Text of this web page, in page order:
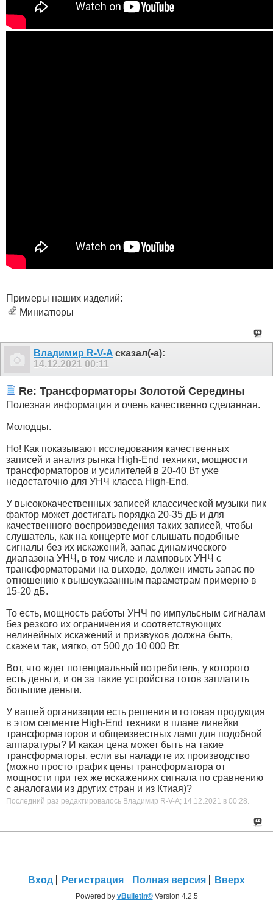
Примеры наших изделий:
Миниатюры
Владимир R-V-A сказал(-а):
14.12.2021 00:11
Re: Трансформаторы Золотой Середины
Полезная информация и очень качественно сделанная.
Молодцы.
Но! Как показывают исследования качественных
записей и анализ рынка High-End техники, мощности
трансформаторов и усилителей в 20-40 Вт уже
недостаточно для УНЧ класса High-End.
У высококачественных записей классической музыки пик
фактор может достигать порядка 20-35 дБ и для
качественного воспроизведения таких записей, чтобы
слушатель, как на концерте мог слышать подобные
сигналы без их искажений, запас динамического
диапазона УНЧ, в том числе и ламповых УНЧ с
трансформаторами на выходе, должен иметь запас по
отношению к вышеуказанным параметрам примерно в
15-20 дБ.
То есть, мощность работы УНЧ по импульсным сигналам
без резкого их ограничения и соответствующих
нелинейных искажений и призвуков должна быть,
скажем так, мягко, от 500 до 10 000 Вт.
Вот, что ждет потенциальный потребитель, у которого
есть деньги, и он за такие устройства готов заплатить
большие деньги.
У вашей организации есть решения и готовая продукция
в этом сегменте High-End техники в плане линейки
трансформаторов и общеизвестных ламп для подобной
аппаратуры? И какая цена может быть на такие
трансформаторы, если вы наладите их производство
(можно просто график цены трансформатора от
мощности при тех же искажениях сигнала по сравнению
с аналогами из других стран и из Ктиая)?
Последний раз редактировалось Владимир R-V-A; 14.12.2021 в 00:28
Вход Регистрация Полная версия Вверх
Powered by vBulletin®Version 4.2.5